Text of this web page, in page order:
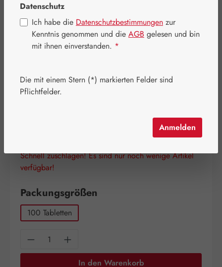
(190,44 € / 1 Kilogramm)
Schnell zuschlagen! Es sind nur noch wenige Artikel
verfügbar!
Packungsgrößen
100 Tabletten
Produkt Anzahl: Gib den gewünschten
In den Warenkorb
Datenschutz
Ich habe die Datenschutzbestimmungen zur
Kenntnis genommen und die AGB gelesen und bin
mit ihnen einverstanden. *
Die mit einem Stern (*) markierten Felder sind
Pflichtfelder.
Anmelden